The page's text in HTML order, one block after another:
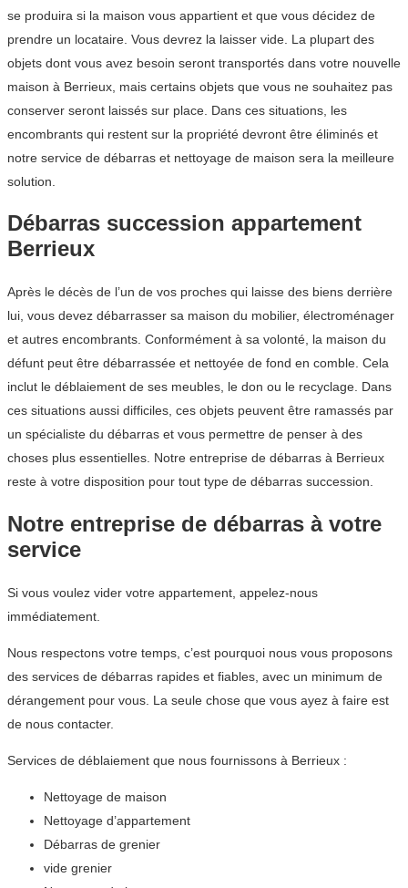
se produira si la maison vous appartient et que vous décidez de
prendre un locataire. Vous devrez la laisser vide. La plupart des
objets dont vous avez besoin seront transportés dans votre nouvelle
maison à Berrieux, mais certains objets que vous ne souhaitez pas
conserver seront laissés sur place. Dans ces situations, les
encombrants qui restent sur la propriété devront être éliminés et
notre service de débarras et nettoyage de maison sera la meilleure
solution.
Débarras succession appartement
Berrieux
Après le décès de l’un de vos proches qui laisse des biens derrière
lui, vous devez débarrasser sa maison du mobilier, électroménager
et autres encombrants. Conformément à sa volonté, la maison du
défunt peut être débarrassée et nettoyée de fond en comble. Cela
inclut le déblaiement de ses meubles, le don ou le recyclage. Dans
ces situations aussi difficiles, ces objets peuvent être ramassés par
un spécialiste du débarras et vous permettre de penser à des
choses plus essentielles. Notre entreprise de débarras à Berrieux
reste à votre disposition pour tout type de débarras succession.
Notre entreprise de débarras à votre
service
Si vous voulez vider votre appartement, appelez-nous
immédiatement.
Nous respectons votre temps, c’est pourquoi nous vous proposons
des services de débarras rapides et fiables, avec un minimum de
dérangement pour vous. La seule chose que vous ayez à faire est
de nous contacter.
Services de déblaiement que nous fournissons à Berrieux :
Nettoyage de maison
Nettoyage d’appartement
Débarras de grenier
vide grenier